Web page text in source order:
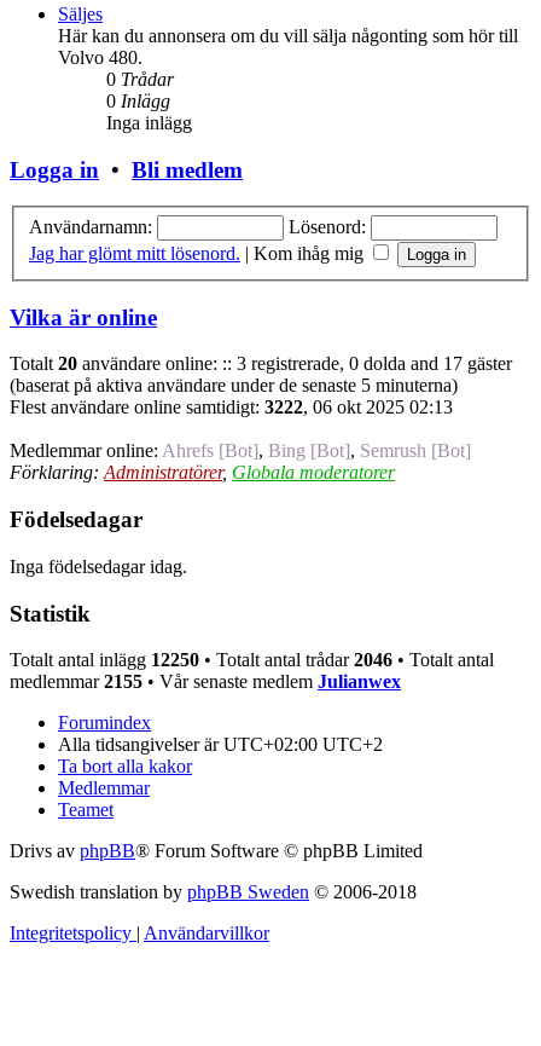
Säljes
Här kan du annonsera om du vill sälja någonting som hör till
Volvo 480.
0 Trådar
0 Inlägg
Inga inlägg
Logga in • Bli medlem
Användarnamn:
Lösenord:
Jag har glömt mitt lösenord. | Kom ihåg mig
Vilka är online
Totalt 20 användare online: :: 3 registrerade, 0 dolda and 17 gäster
(baserat på aktiva användare under de senaste 5 minuterna)
Flest användare online samtidigt: 3222, 06 okt 2025 02:13
Medlemmar online: Ahrefs [Bot], Bing [Bot], Semrush [Bot]
Förklaring: Administratörer, Globala moderatorer
Födelsedagar
Inga födelsedagar idag.
Statistik
Totalt antal inlägg 12250 • Totalt antal trådar2046 • Totalt antal
medlemmar2155 • Vår senaste medlem Julianwex
Forumindex
Alla tidsangivelser är UTC+02:00 UTC+2
Ta bort alla kakor
Medlemmar
Teamet
Drivs av phpBB® Forum Software © phpBB Limited
Swedish translation by phpBB Sweden © 2006-2018
Integritetspolicy | Användarvillkor